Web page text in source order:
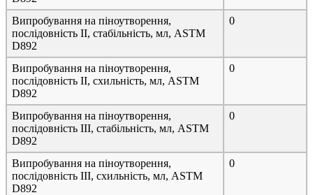
Випробування на піноутворення,
послідовність II, стабільність, мл, ASTM
D892
0
Випробування на піноутворення,
послідовність II, схильність, мл, ASTM
D892
0
Випробування на піноутворення,
послідовність III, стабільність, мл, ASTM
D892
0
Випробування на піноутворення,
послідовність III, схильність, мл, ASTM
D892
0